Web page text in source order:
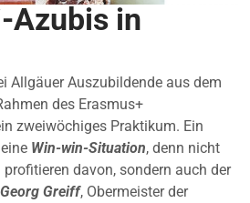
Azubis in
Allgäuer Auszubildende aus dem
des Erasmus+
zweiwöchiges Praktikum. Ein
Win-win-Situation, denn nicht
davon, sondern auch der
Georg Greiff, Obermeister der